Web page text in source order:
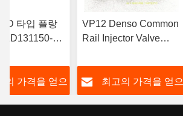
타입 플랑
AD131150-
의 가격을 얻으
VP12 Denso Common
Rail Injector Valve
Denso Injector 31#에
적용됩니다.
최고의 가격을 얻으